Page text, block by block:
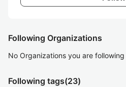
Following Organizations
No Organizations you are following
Following tags(23)